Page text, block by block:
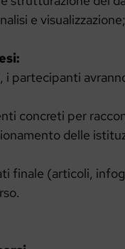
e visualizzazione;
i partecipanti
concreti per
delle
finale (articoli,